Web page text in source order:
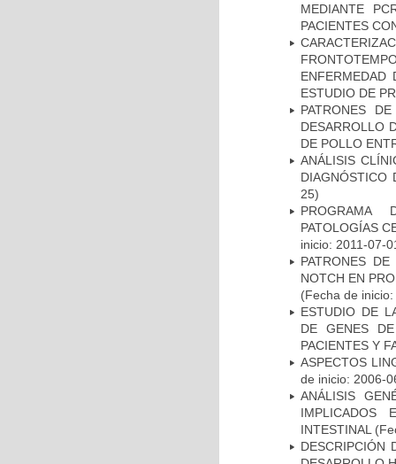
MEDIANTE
PACIENTES
ENFERMEDAD
ESTUDIO DE
PATRONES
DESARROLLO
DE POLLO
ANÁLISIS
DIAGNÓSTICO
25)
PROGRAMA
PATOLOGÍAS
inicio: 2011-07-
PATRONES
NOTCH EN
(Fecha de
ESTUDIO DE
DE GENES
PACIENTES Y
ASPECTOS
de inicio: 2006-
ANÁLISIS
IMPLICADOS
INTESTINAL
DESCRIPCIÓN